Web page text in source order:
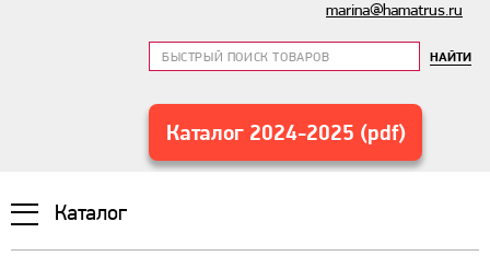
marina@hamatrus.ru
НАЙТИ
Каталог 2024-2025 (pdf)
Каталог